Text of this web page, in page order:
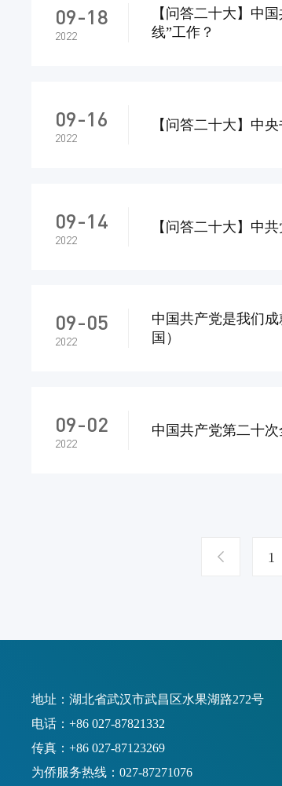
09-18
2022
【问答二十大】中
线”工作？
09-16
2022
【问答二十大】中
09-14
2022
【问答二十大】中
09-05
2022
中国共产党是我们
国）
09-02
2022
中国共产党第二十
1
地址：湖北省武汉市武昌区水果湖路272号
电话：+86 027-87821332
传真：+86 027-87123269
为侨服务热线：027-87271076